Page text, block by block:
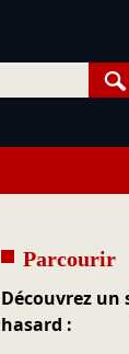
Parcourir
Découvrez un
hasard :